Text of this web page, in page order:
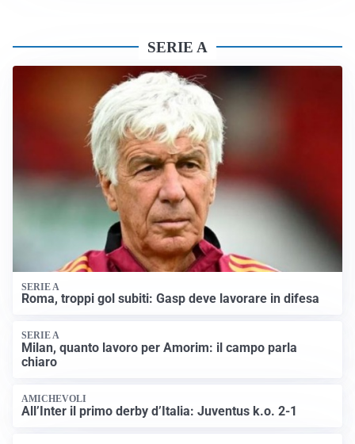
SERIE A
SERIE A
Roma, troppi gol subiti: Gasp deve lavorare in difesa
SERIE A
Milan, quanto lavoro per Amorim: il campo parla
chiaro
AMICHEVOLI
All’Inter il primo derby d’Italia: Juventus k.o. 2-1